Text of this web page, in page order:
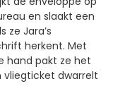
en slaakt een
ze Jara’s
herkent. Met
hand pakt ze het
vliegticket dwarrelt